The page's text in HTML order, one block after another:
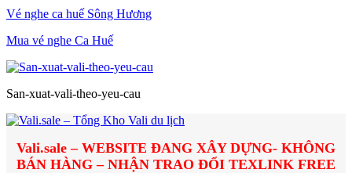
Vé nghe ca huế Sông Hương
Mua vé nghe Ca Huế
San-xuat-vali-theo-yeu-cau
Vali.sale – WEBSITE ĐANG XÂY DỰNG- KHÔNG
BÁN HÀNG – NHẬN TRAO ĐỔI TEXLINK FREE